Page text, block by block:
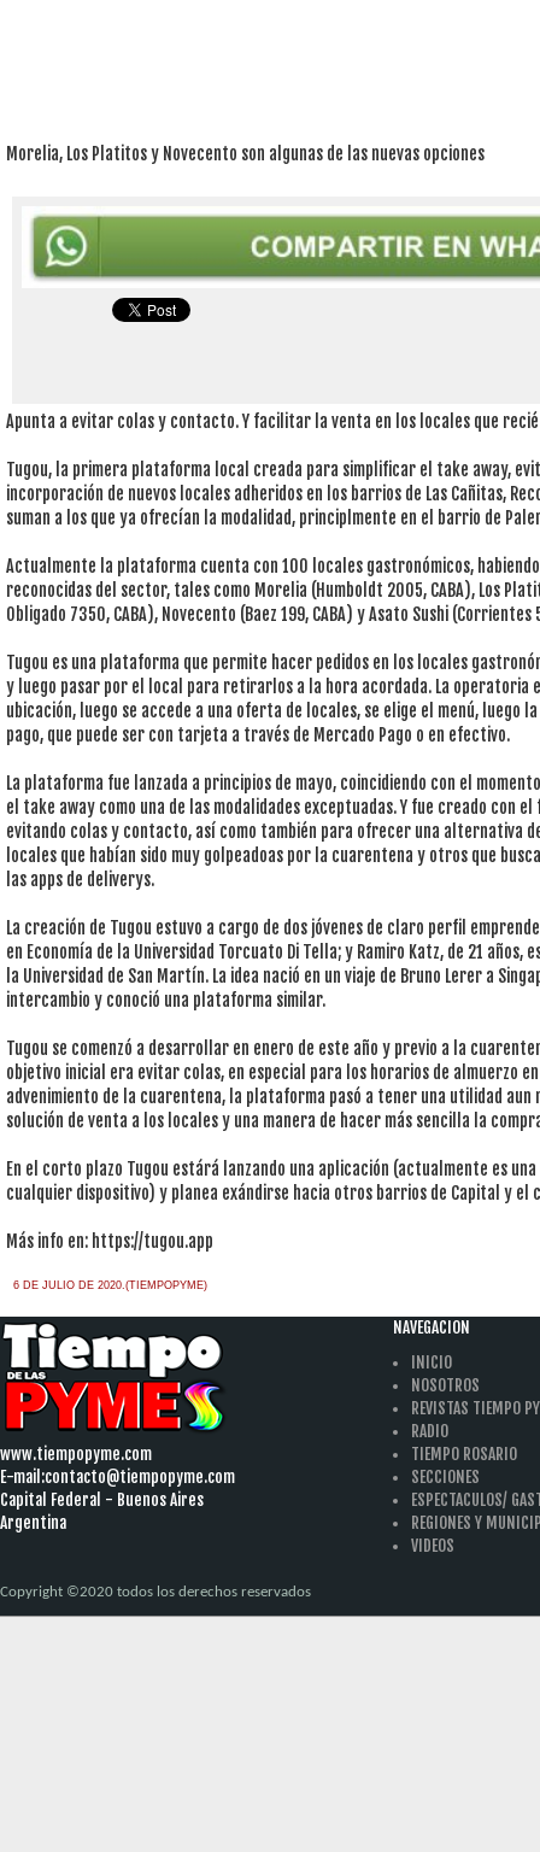
Morelia, Los Platitos y Novecento son algunas de las nuevas opciones
Apunta a evitar colas y contacto. Y facilitar la venta en los locales que
Tugou, la primera plataforma local creada para simplificar el take away,
incorporación de nuevos locales adheridos en los barrios de Las Cañitas,
suman a los que ya ofrecían la modalidad, principlmente en el barrio de
Actualmente la plataforma cuenta con 100 locales gastronómicos,
reconocidas del sector, tales como Morelia (Humboldt 2005, CABA), Los
Obligado 7350, CABA), Novecento (Baez 199, CABA) y Asato Sushi
Tugou es una plataforma que permite hacer pedidos en los locales
y luego pasar por el local para retirarlos a la hora acordada. La operatoria
ubicación, luego se accede a una oferta de locales, se elige el menú, luego
pago, que puede ser con tarjeta a través de Mercado Pago o en efectivo.
La plataforma fue lanzada a principios de mayo, coincidiendo con el
el take away como una de las modalidades exceptuadas. Y fue creado con
evitando colas y contacto, así como también para ofrecer una alternativa
locales que habían sido muy golpeadoas por la cuarentena y otros que
las apps de deliverys.
La creación de Tugou estuvo a cargo de dos jóvenes de claro perfil
en Economía de la Universidad Torcuato Di Tella; y Ramiro Katz, de 21
la Universidad de San Martín. La idea nació en un viaje de Bruno Lerer a
intercambio y conoció una plataforma similar.
Tugou se comenzó a desarrollar en enero de este año y previo a la
objetivo inicial era evitar colas, en especial para los horarios de almuerzo
advenimiento de la cuarentena, la plataforma pasó a tener una utilidad aun
solución de venta a los locales y una manera de hacer más sencilla la
En el corto plazo Tugou estárá lanzando una aplicación (actualmente es
cualquier dispositivo) y planea exándirse hacia otros barrios de Capital y el
Más info en: https://tugou.app
6 DE JULIO DE 2020.(TIEMPOPYME)
www.tiempopyme.com
E-mail:contacto@tiempopyme.com
Capital Federal - Buenos Aires
Argentina
NAVEGACION
INICIO
NOSOTROS
REVISTAS TIEMPO
RADIO
TIEMPO ROSARIO
SECCIONES
ESPECTACULOS/
REGIONES Y
VIDEOS
Copyright ©2020 todos los derechos reservados